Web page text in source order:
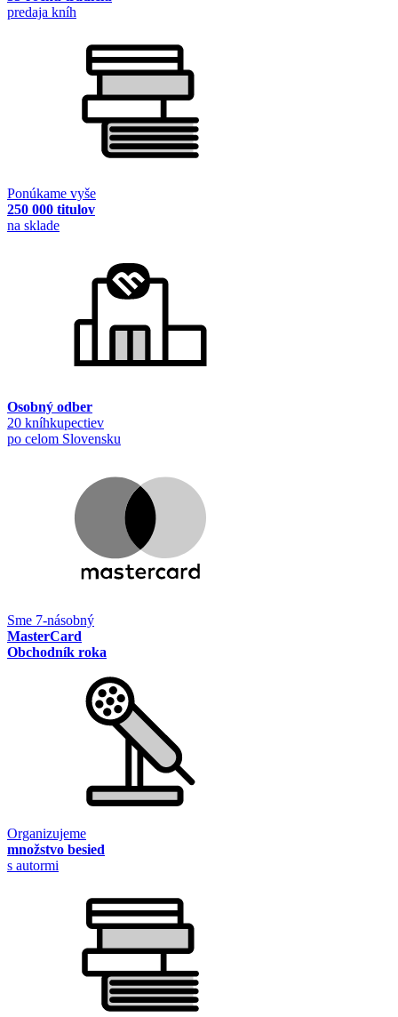
predaja kníh
Ponúkame vyše
250 000 titulov
na sklade
Osobný odber
20 kníhkupectiev
po celom Slovensku
Sme 7-násobný
MasterCard
Obchodník roka
Organizujeme
množstvo besied
s autormi